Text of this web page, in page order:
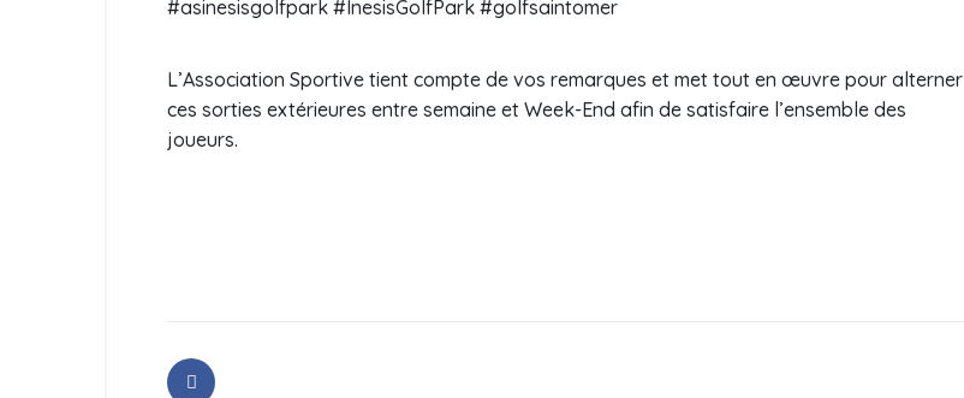
#asinesisgolfpark #InesisGolfPark #golfsaintomer
L’Association Sportive tient compte de vos remarques et met tout en œuvre pour alterner
ces sorties extérieures entre semaine et Week-End afin de satisfaire l’ensemble des
joueurs.